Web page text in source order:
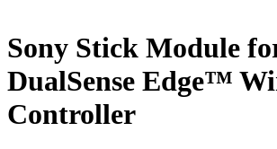
Sony Stick Module
DualSense Edge™
Controller